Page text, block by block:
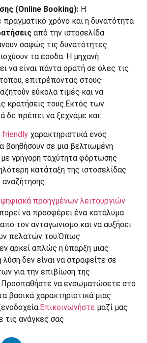
(Online Booking): Η
πραγματικό χρόνο και η δυνατότητα
από την ιστοσελίδα
σαφώς τις δυνατότητες
τα έσοδα. Η μηχανή
να είναι πάντα ορατή σε όλες τις
επιτρέποντας στους
εύκολα τιμές και να
κρατήσεις τους.Εκτός των
δε πρέπει να ξεχνάμε και:
friendly χαρακτηριστικά ενός
βοηθήσουν σε μια βελτιωμένη
με γρήγορη ταχύτητα φόρτωσης
κατάταξη της ιστοσελίδας
ψηφιακά προηγμένων λειτουργιών
να προσφέρει ένα κατάλυμα
τον ανταγωνισμό και να αυξήσει
πελατών του.Όπως
αρκεί απλώς η ύπαρξη μιας
λύση δεν είναι να στραφείτε σε
για την επιβίωση της
Προσπαθήστε να ενσωματώσετε στο
βασικά χαρακτηριστικά μιας
Επικοινωνήστε μαζί μας
τις ανάγκες σας